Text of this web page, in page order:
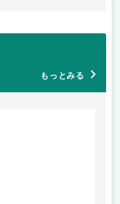
もっとみる